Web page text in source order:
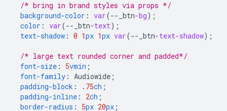
/* bring in brand styles via props */
background-color : var(-- _btn-bg);
color : var(-- _btn-text);
text-shadow : 0 1px 1px var(-- _btn-text-shadow);
/* large text rounded corner and padded*/
font-size : 5vmin ;
font-family : Audiowide ;
padding-block : .75ch ;
padding-inline : 2ch ;
border-radius : 5px 20px ;